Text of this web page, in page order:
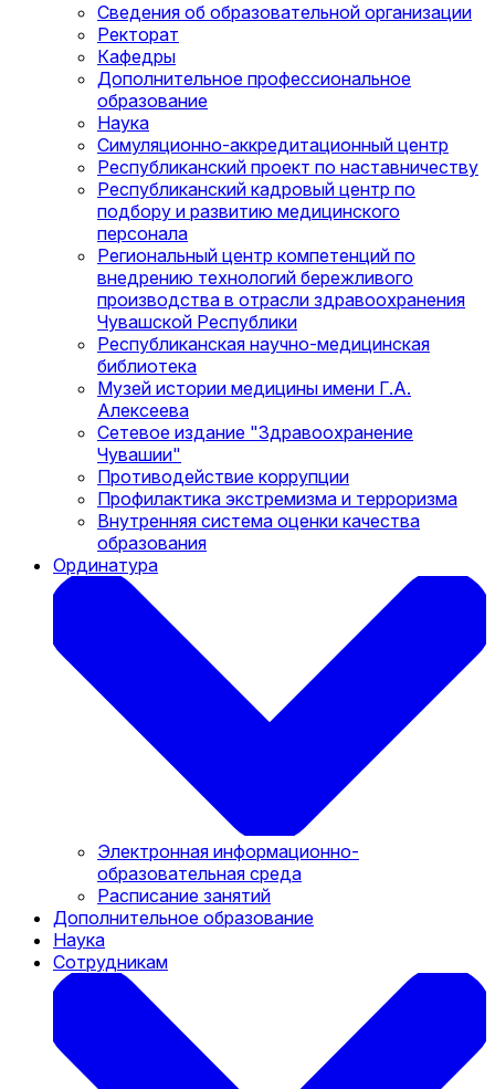
Сведения об образовательной организации
Ректорат
Кафедры
Дополнительное профессиональное
образование
Наука
Симуляционно-аккредитационный центр
Республиканский проект по наставничеству
Республиканский кадровый центр по
подбору и развитию медицинского
персонала
Региональный центр компетенций по
внедрению технологий бережливого
производства в отрасли здравоохранения
Чувашской Республики
Республиканская научно-медицинская
библиотека
Музей истории медицины имени Г.А.
Алексеева
Сетевое издание "Здравоохранение
Чувашии"
Противодействие коррупции
Профилактика экстремизма и терроризма
Внутренняя система оценки качества
образования
Ординатура
Электронная информационно-
образовательная среда
Расписание занятий
Дополнительное образование
Наука
Сотрудникам